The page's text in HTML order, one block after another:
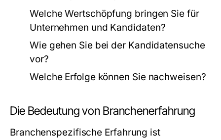
Welche Wertschöpfung bringen Sie für
Unternehmen und Kandidaten?
Wie gehen Sie bei der Kandidatensuche
vor?
Welche Erfolge können Sie nachweisen?
Die Bedeutung von Branchenerfahrung
Branchenspezifische Erfahrung ist